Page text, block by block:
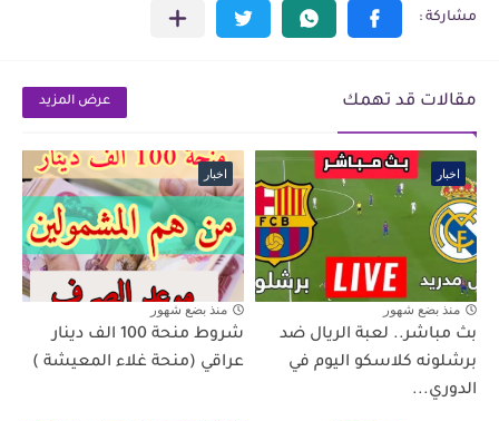
مقالات قد تهمك عرض المزيد
اخبار
منذ بضع شهور
بث مباشر.. لعبة الريال ضد
برشلونه كلاسكو اليوم في
الدوري...
اخبار
منذ بضع شهور
شروط منحة 100 الف دينار
عراقي (منحة غلاء المعيشة )